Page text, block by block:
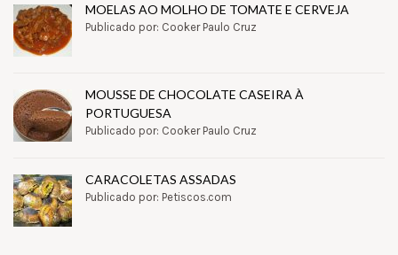
MOELAS AO MOLHO DE TOMATE E CERVEJA
Publicado por: Cooker Paulo Cruz
MOUSSE DE CHOCOLATE CASEIRA À
PORTUGUESA
Publicado por: Cooker Paulo Cruz
CARACOLETAS ASSADAS
Publicado por: Petiscos.com